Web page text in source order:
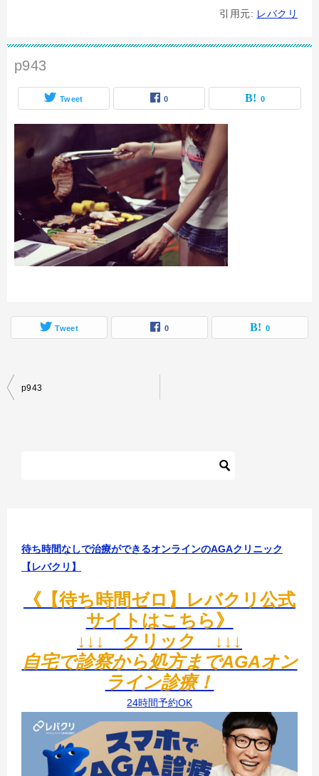
引用元: レバクリ
p943
Tweet 0 0
Tweet 0 0
投
p943
待ち時間なしで治療ができるオンラインのAGAクリニック
【レバクリ】
《【待ち時間ゼロ】レバクリ公式
サイトはこちら》
↓↓↓ クリック ↓↓↓
自宅で診察から処方までAGAオン
ライン診療！
24時間予約OK